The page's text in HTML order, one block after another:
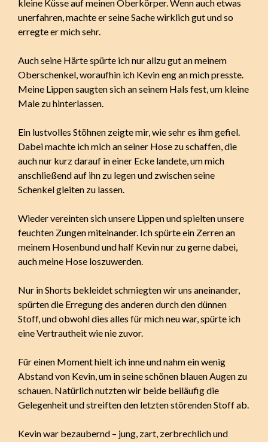
kleine Küsse auf meinen Oberkörper. Wenn auch etwas
unerfahren, machte er seine Sache wirklich gut und so
erregte er mich sehr.
Auch seine Härte spürte ich nur allzu gut an meinem
Oberschenkel, woraufhin ich Kevin eng an mich presste.
Meine Lippen saugten sich an seinem Hals fest, um kleine
Male zu hinterlassen.
Ein lustvolles Stöhnen zeigte mir, wie sehr es ihm gefiel.
Dabei machte ich mich an seiner Hose zu schaffen, die
auch nur kurz darauf in einer Ecke landete, um mich
anschließend auf ihn zu legen und zwischen seine
Schenkel gleiten zu lassen.
Wieder vereinten sich unsere Lippen und spielten unsere
feuchten Zungen miteinander. Ich spürte ein Zerren an
meinem Hosenbund und half Kevin nur zu gerne dabei,
auch meine Hose loszuwerden.
Nur in Shorts bekleidet schmiegten wir uns aneinander,
spürten die Erregung des anderen durch den dünnen
Stoff, und obwohl dies alles für mich neu war, spürte ich
eine Vertrautheit wie nie zuvor.
Für einen Moment hielt ich inne und nahm ein wenig
Abstand von Kevin, um in seine schönen blauen Augen zu
schauen. Natürlich nutzten wir beide beiläufig die
Gelegenheit und streiften den letzten störenden Stoff ab.
Kevin war bezaubernd – jung, zart, zerbrechlich und